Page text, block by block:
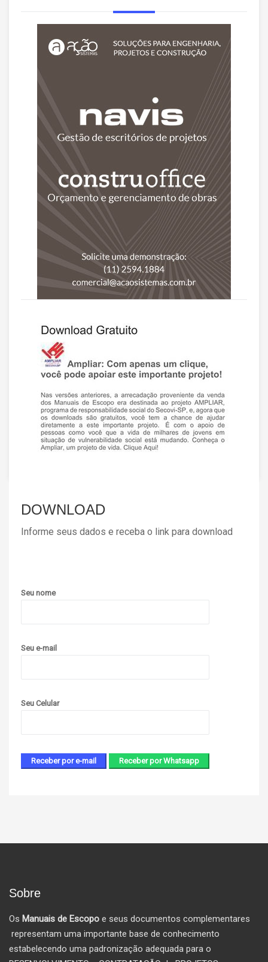
DOWNLOAD
Informe seus dados e receba o link para download
Seu nome
Seu e-mail
Seu Celular
Sobre
Os Manuais de Escopo e seus documentos complementares
representam uma importante base de conhecimento
estabelecendo uma padronização adequada para o